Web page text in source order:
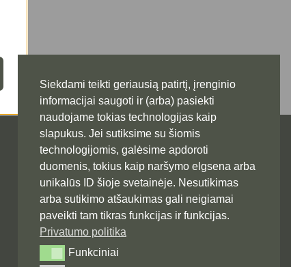
Siekdami teikti geriausią patirtį, įrenginio
informacijai saugoti ir (arba) pasiekti
naudojame tokias technologijas kaip
slapukus. Jei sutiksime su šiomis
technologijomis, galėsime apdoroti
duomenis, tokius kaip naršymo elgsena arba
unikalūs ID šioje svetainėje. Nesutikimas
arba sutikimo atšaukimas gali neigiamai
paveikti tam tikras funkcijas ir funkcijas.
Privatumo politika
FunkciniaiFunkciniai